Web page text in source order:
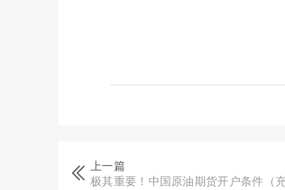
上一篇
极其重要！中国原油期货开户条件（